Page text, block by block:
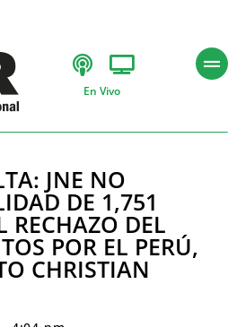
En Vivo
JNE NO
DE 1,751
RECHAZO DEL
POR EL PERÚ,
CHRISTIAN